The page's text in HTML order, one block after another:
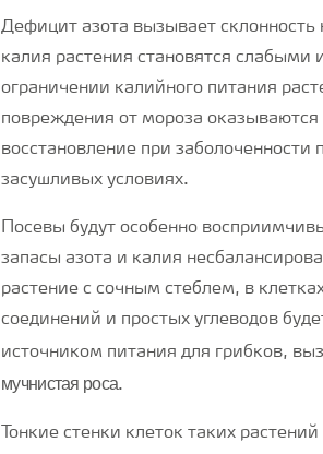
Дефицит азота вызывает склонность
калия растения становятся
ограничении калийного питания
повреждения от мороза
восстановление при
засушливых условиях.
Посевы будут особенно
запасы азота и калия
растение с сочным стеблем, в
соединений и простых углеводов
источником питания для грибков,
мучнистая роса.
Тонкие стенки клеток таких